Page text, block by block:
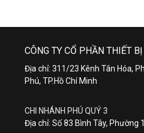
CÔNG TY CỔ PHẦN THIẾT
Địa chỉ: 311/23 Kênh Tân Hóa,
Phú, TP.Hồ Chí Minh
CHI NHÁNH PHÚ QUÝ 3
Địa chỉ: Số 83 Bình Tây, Phường